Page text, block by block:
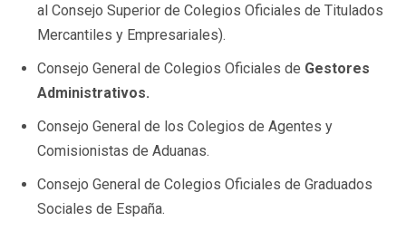
al Consejo Superior de Colegios Oficiales de Titulados
Mercantiles y Empresariales).
Consejo General de Colegios Oficiales de Gestores
Administrativos.
Consejo General de los Colegios de Agentes y
Comisionistas de Aduanas.
Consejo General de Colegios Oficiales de Graduados
Sociales de España.